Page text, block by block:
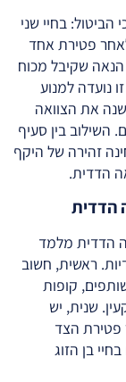
בחיי שני
פטירת אחד
שקיבל מכוח
נועדה למנוע
את הצוואה
השילוב בין סעיף
תשל"ג-1973 מחייב בחינה זהירה של היקף
הדדית.
הדדית
הדדית מלמד
ראשית, חשוב
קופות
שנית, יש
פטירת הצד
בן הזוג